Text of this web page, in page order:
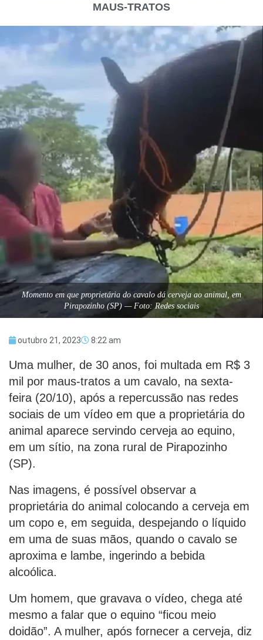
MAUS-TRATOS
Momento em que proprietária do cavalo dá cerveja ao animal, em
Pirapozinho (SP) — Foto: Redes sociais
outubro 21, 2023 8:22 am
Uma mulher, de 30 anos, foi multada em R$ 3
mil por maus-tratos a um cavalo, na sexta-
feira (20/10), após a repercussão nas redes
sociais de um vídeo em que a proprietária do
animal aparece servindo cerveja ao equino,
em um sítio, na zona rural de Pirapozinho
(SP).
Nas imagens, é possível observar a
proprietária do animal colocando a cerveja em
um copo e, em seguida, despejando o líquido
em uma de suas mãos, quando o cavalo se
aproxima e lambe, ingerindo a bebida
alcoólica.
Um homem, que gravava o vídeo, chega até
mesmo a falar que o equino “ficou meio
doidão”. A mulher, após fornecer a cerveja, diz